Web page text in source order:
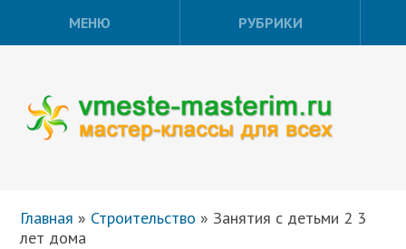
МЕНЮ РУБРИКИ
Главная » Строительство » Занятия с детьми 2 3
лет дома